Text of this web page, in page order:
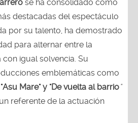
destacadas del espectáculo
por su talento, ha demostrado
para alternar entre la
igual solvencia. Su
emblemáticas como
Mare" y "De vuelta al barrio
referente de la actuación